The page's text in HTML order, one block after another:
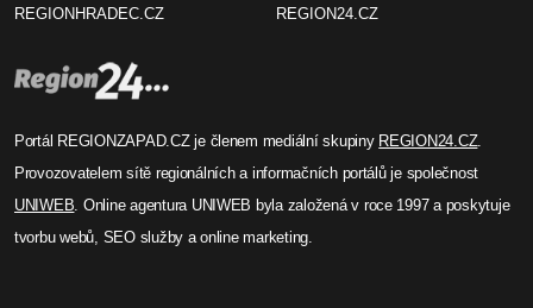
REGIONHRADEC.CZ REGION24.CZ
Portál REGIONZAPAD.CZ je členem mediální skupiny REGION24.CZ.
Provozovatelem sítě regionálních a informačních portálů je společnost
UNIWEB. Online agentura UNIWEB byla založená v roce 1997 a poskytuje
tvorbu webů, SEO služby a online marketing.